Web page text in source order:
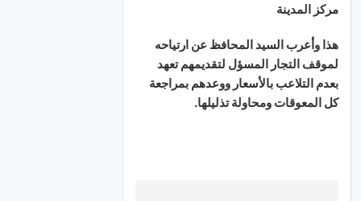
مركز المدينة
هذا وأعرب السيد المحافظ عن ارتياحه
لموقف التجار المسؤل لتقديمهم تعهد
بعدم التلاعب بالأسعار ووعدهم بمراجعة
كل المعوقات ومحاولة تذليلها.